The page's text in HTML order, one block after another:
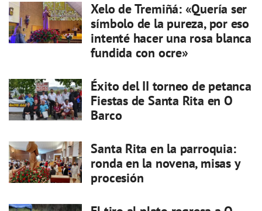
Xelo de Tremiñá: «Quería ser
símbolo de la pureza, por eso
intenté hacer una rosa blanca
fundida con ocre»
Éxito del II torneo de petanca
Fiestas de Santa Rita en O
Barco
Santa Rita en la parroquia:
ronda en la novena, misas y
procesión